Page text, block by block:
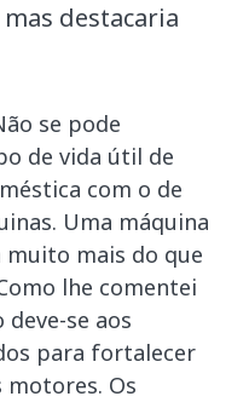
destacaria
se pode
de vida útil de
com o de
Uma máquina
mais do que
lhe comentei
se aos
para fortalecer
motores. Os